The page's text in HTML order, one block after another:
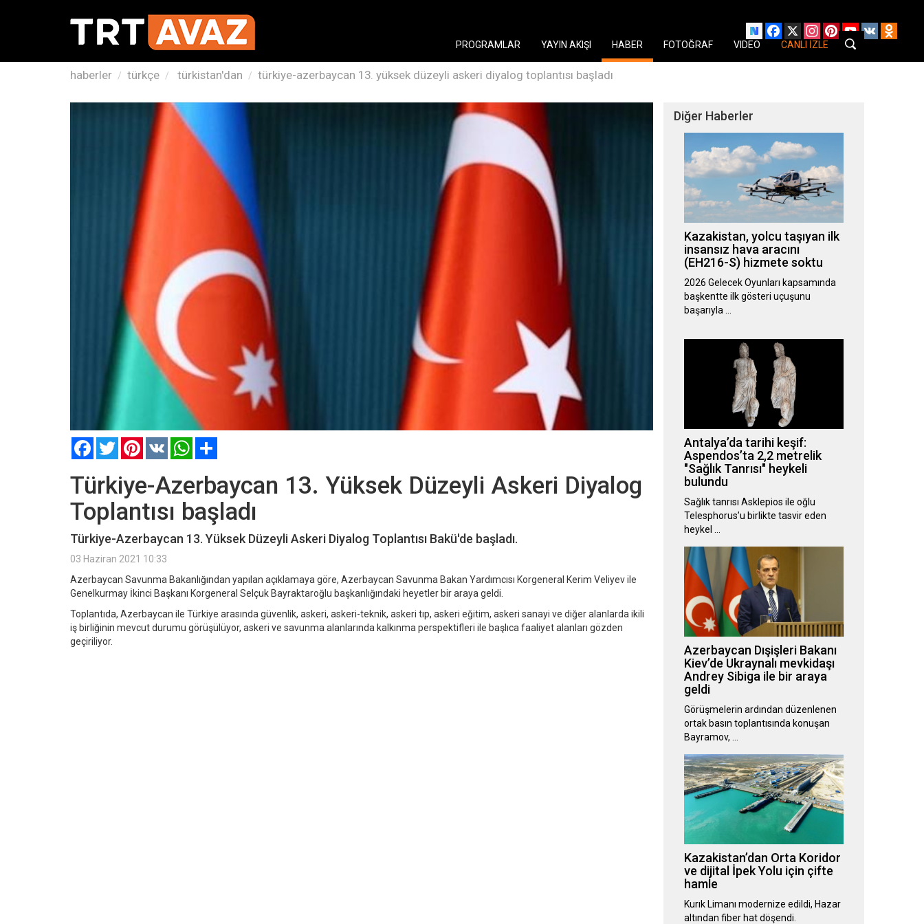
Facebook
X Instagram
PinterestYouTube
VK
PROGRAMLAR
YAYIN AKIŞI HABER FOTOĞRAF VIDEO CANLI İZLE
haberler türkçe türkistan'dan türkiye-azerbaycan 13. yüksek düzeyli askeri diyalog toplantısı başladı
FacebookTwitterPinterest
VK WhatsApp
Türkiye-Azerbaycan 13. Yüksek Düzeyli Askeri Diyalog
Toplantısı başladı
Türkiye-Azerbaycan 13. Yüksek Düzeyli Askeri Diyalog Toplantısı Bakü'de başladı.
03 Haziran 2021 10:33
Azerbaycan Savunma Bakanlığından yapılan açıklamaya göre, Azerbaycan Savunma Bakan Yardımcısı Korgeneral Kerim Veliyev ile
Genelkurmay İkinci Başkanı Korgeneral Selçuk Bayraktaroğlu başkanlığındaki heyetler bir araya geldi.
Toplantıda, Azerbaycan ile Türkiye arasında güvenlik, askeri, askeri-teknik, askeri tıp, askeri eğitim, askeri sanayi ve diğer alanlarda ikili
iş birliğinin mevcut durumu görüşülüyor, askeri ve savunma alanlarında kalkınma perspektifleri ile başlıca faaliyet alanları gözden
geçiriliyor.
Diğer Haberler
Kazakistan, yolcu taşıyan ilk
insansız hava aracını
(EH216-S) hizmete soktu
2026 Gelecek Oyunları kapsamında
başkentte ilk gösteri uçuşunu
başarıyla …
Antalya’da tarihi keşif:
Aspendos’ta 2,2 metrelik
"Sağlık Tanrısı" heykeli
bulundu
Sağlık tanrısı Asklepios ile oğlu
Telesphorus’u birlikte tasvir eden
heykel …
Azerbaycan Dışişleri Bakanı
Kiev’de Ukraynalı mevkidaşı
Andrey Sibiga ile bir araya
geldi
Görüşmelerin ardından düzenlenen
ortak basın toplantısında konuşan
Bayramov, …
Kazakistan’dan Orta Koridor
ve dijital İpek Yolu için çifte
hamle
Kurık Limanı modernize edildi, Hazar
altından fiber hat döşendi.